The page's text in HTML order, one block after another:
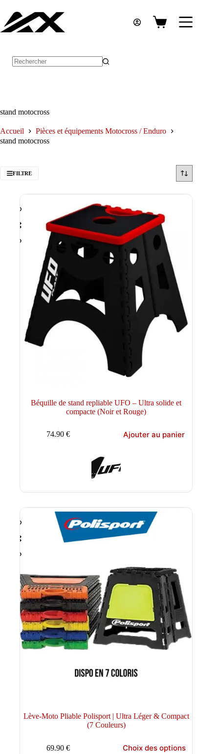
contenu
Panier
stand motocross
Accueil
Pièces et équipements Motocross / Enduro
stand motocross
FILTRE
Béquille de stand repliable UFO – Ultra solide et
compacte (Noir et Rouge)
74.90€ Ajouter au panier
Lève-Moto Pliable Polisport | Ultra Léger & Compact
(7 Couleurs)
69.90€ Choix des options